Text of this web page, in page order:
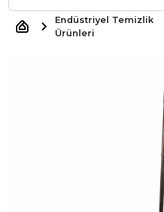
Endüstriyel Temizlik
Ürünleri